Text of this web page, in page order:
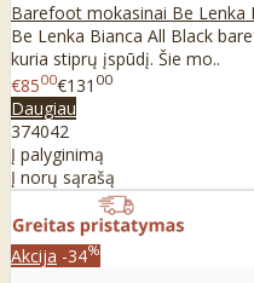
Barefoot mokasinai Be Lenka
Be Lenka Bianca All Black
kuria stiprų įspūdį. Šie mo..
€8500€131 00
Daugiau
374042
Į palyginimą
Į norų sąrašą
Akcija -34%